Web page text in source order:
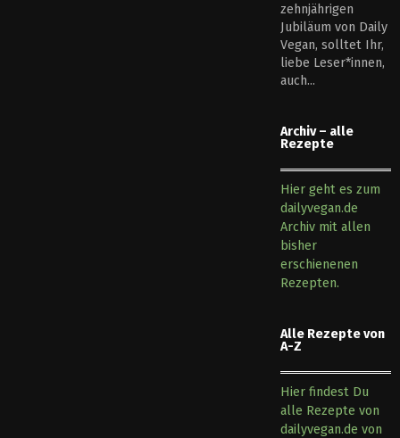
zehnjährigen
Jubiläum von Daily
Vegan, solltet Ihr,
liebe Leser*innen,
auch...
Archiv – alle
Rezepte
Hier geht es zum
dailyvegan.de
Archiv mit allen
bisher
erschienenen
Rezepten.
Alle Rezepte von
A-Z
Hier findest Du
alle Rezepte von
dailyvegan.de von